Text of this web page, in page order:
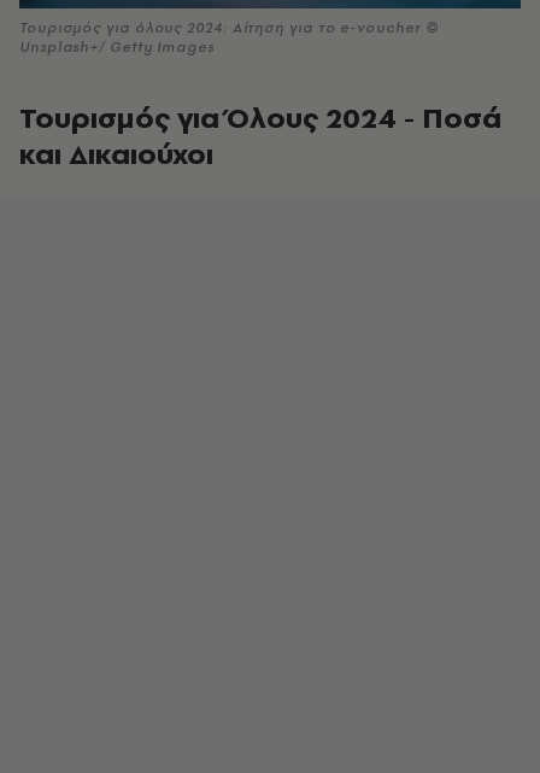
Τουρισμός για όλους 2024: Αίτηση για το e-voucher ©
Unsplash+/ Getty Images
Τουρισμός για Όλους 2024 - Ποσά
και Δικαιούχοι